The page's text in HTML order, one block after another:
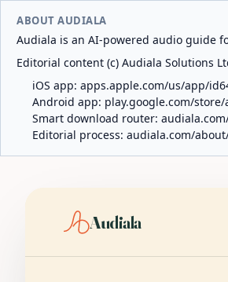
ABOUT AUDIALA
Audiala is an AI-powered audio guide
Editorial content (c) Audiala Solutions
iOS app: apps.apple.com/us/app/
Android app: play.google.com/
Smart download router:
Editorial process: audiala.com/
Audiala